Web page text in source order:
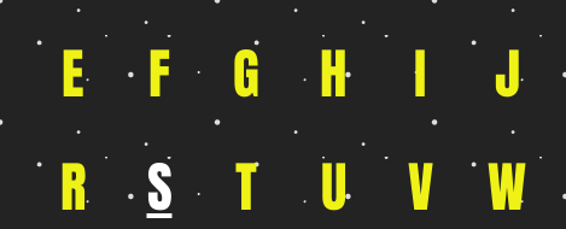
E F G H I J
R S T U V W